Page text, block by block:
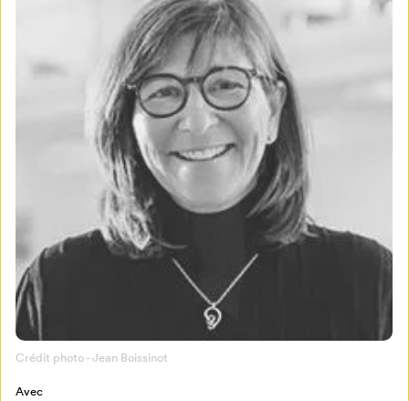
Crédit photo - Jean Boissinot
Avec